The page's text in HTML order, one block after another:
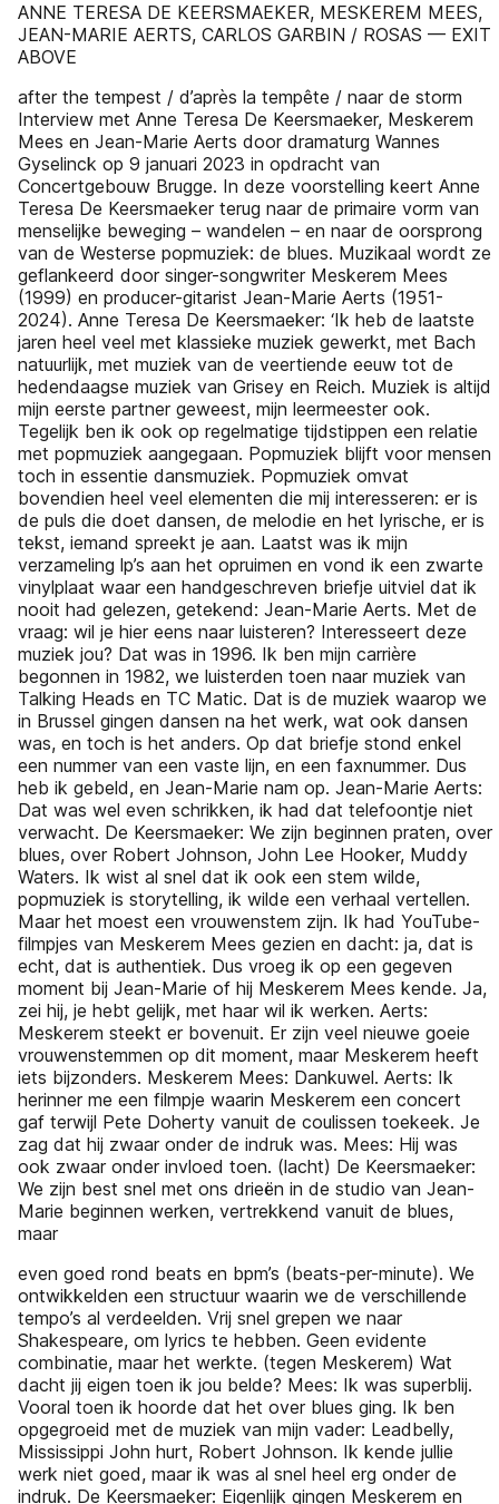
ANNE TERESA DE KEERSMAEKER, MESKEREM MEES,
JEAN-MARIE AERTS, CARLOS GARBIN / ROSAS — EXIT
ABOVE
after the tempest / d’après la tempête / naar de storm
Interview met Anne Teresa De Keersmaeker, Meskerem
Mees en Jean-Marie Aerts door dramaturg Wannes
Gyselinck op 9 januari 2023 in opdracht van
Concertgebouw Brugge. In deze voorstelling keert Anne
Teresa De Keersmaeker terug naar de primaire vorm van
menselijke beweging – wandelen – en naar de oorsprong
van de Westerse popmuziek: de blues. Muzikaal wordt ze
geflankeerd door singer-songwriter Meskerem Mees
(1999) en producer-gitarist Jean-Marie Aerts (1951-
2024). Anne Teresa De Keersmaeker: ‘Ik heb de laatste
jaren heel veel met klassieke muziek gewerkt, met Bach
natuurlijk, met muziek van de veertiende eeuw tot de
hedendaagse muziek van Grisey en Reich. Muziek is altijd
mijn eerste partner geweest, mijn leermeester ook.
Tegelijk ben ik ook op regelmatige tijdstippen een relatie
met popmuziek aangegaan. Popmuziek blijft voor mensen
toch in essentie dansmuziek. Popmuziek omvat
bovendien heel veel elementen die mij interesseren: er is
de puls die doet dansen, de melodie en het lyrische, er is
tekst, iemand spreekt je aan. Laatst was ik mijn
verzameling lp’s aan het opruimen en vond ik een zwarte
vinylplaat waar een handgeschreven briefje uitviel dat ik
nooit had gelezen, getekend: Jean-Marie Aerts. Met de
vraag: wil je hier eens naar luisteren? Interesseert deze
muziek jou? Dat was in 1996. Ik ben mijn carrière
begonnen in 1982, we luisterden toen naar muziek van
Talking Heads en TC Matic. Dat is de muziek waarop we
in Brussel gingen dansen na het werk, wat ook dansen
was, en toch is het anders. Op dat briefje stond enkel
een nummer van een vaste lijn, en een faxnummer. Dus
heb ik gebeld, en Jean-Marie nam op. Jean-Marie Aerts:
Dat was wel even schrikken, ik had dat telefoontje niet
verwacht. De Keersmaeker: We zijn beginnen praten, over
blues, over Robert Johnson, John Lee Hooker, Muddy
Waters. Ik wist al snel dat ik ook een stem wilde,
popmuziek is storytelling, ik wilde een verhaal vertellen.
Maar het moest een vrouwenstem zijn. Ik had YouTube-
filmpjes van Meskerem Mees gezien en dacht: ja, dat is
echt, dat is authentiek. Dus vroeg ik op een gegeven
moment bij Jean-Marie of hij Meskerem Mees kende. Ja,
zei hij, je hebt gelijk, met haar wil ik werken. Aerts:
Meskerem steekt er bovenuit. Er zijn veel nieuwe goeie
vrouwenstemmen op dit moment, maar Meskerem heeft
iets bijzonders. Meskerem Mees: Dankuwel. Aerts: Ik
herinner me een filmpje waarin Meskerem een concert
gaf terwijl Pete Doherty vanuit de coulissen toekeek. Je
zag dat hij zwaar onder de indruk was. Mees: Hij was
ook zwaar onder invloed toen. (lacht) De Keersmaeker:
We zijn best snel met ons drieën in de studio van Jean-
Marie beginnen werken, vertrekkend vanuit de blues,
maar
even goed rond beats en bpm’s (beats-per-minute). We
ontwikkelden een structuur waarin we de verschillende
tempo’s al verdeelden. Vrij snel grepen we naar
Shakespeare, om lyrics te hebben. Geen evidente
combinatie, maar het werkte. (tegen Meskerem) Wat
dacht jij eigen toen ik jou belde? Mees: Ik was superblij.
Vooral toen ik hoorde dat het over blues ging. Ik ben
opgegroeid met de muziek van mijn vader: Leadbelly,
Mississippi John hurt, Robert Johnson. Ik kende jullie
werk niet goed, maar ik was al snel heel erg onder de
indruk. De Keersmaeker: Eigenlijk gingen Meskerem en